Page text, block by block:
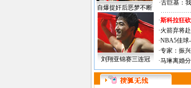
自爆捉奸后恶梦不断
·古巨基：
刘翔亚锦赛三连冠
·斯科拉狂
·火箭弃将
·NBA5佳球
·专家：振
·马琳离婚